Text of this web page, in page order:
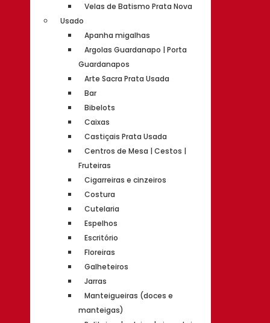
Velas de Batismo Prata Nova
Usado
Apanha migalhas
Argolas Guardanapo | Porta
Guardanapos
Arte Sacra Prata Usada
Bar
Bibelots
Caixas
Castiçais Prata Usada
Centros de Mesa | Cestos |
Fruteiras
Cigarreiras e cinzeiros
Costura
Cutelaria
Espelhos
Escritório
Floreiras
Galheteiros
Jarras
Manteigueiras (doces e
manteigas)